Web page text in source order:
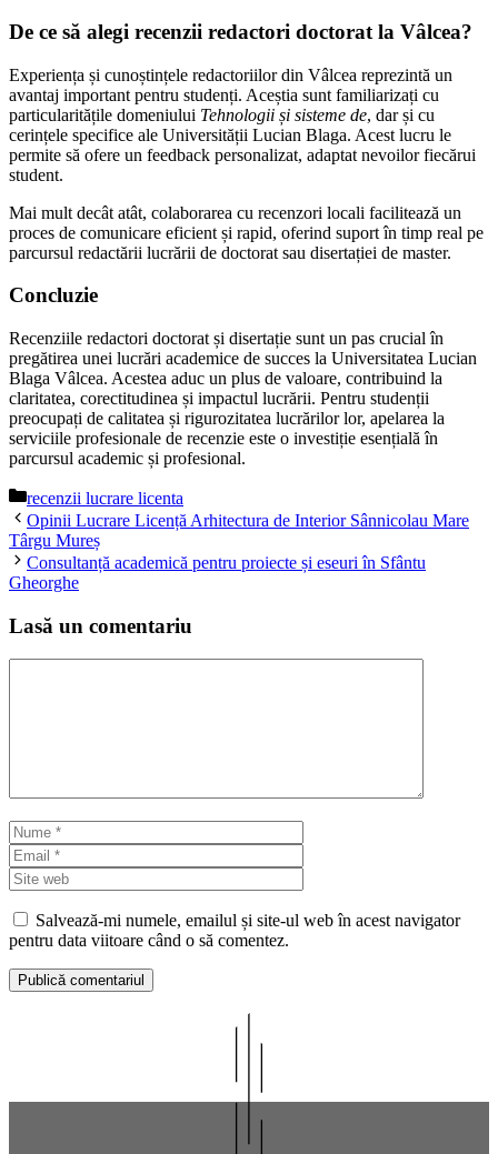
De ce să alegi recenzii redactori doctorat la Vâlcea?
Experiența și cunoștințele redactoriilor din Vâlcea reprezintă un
avantaj important pentru studenți. Aceștia sunt familiarizați cu
particularitățile domeniului Tehnologii și sisteme de, dar și cu
cerințele specifice ale Universității Lucian Blaga. Acest lucru le
permite să ofere un feedback personalizat, adaptat nevoilor fiecărui
student.
Mai mult decât atât, colaborarea cu recenzori locali facilitează un
proces de comunicare eficient și rapid, oferind suport în timp real pe
parcursul redactării lucrării de doctorat sau disertației de master.
Concluzie
Recenziile redactori doctorat și disertație sunt un pas crucial în
pregătirea unei lucrări academice de succes la Universitatea Lucian
Blaga Vâlcea. Acestea aduc un plus de valoare, contribuind la
claritatea, corectitudinea și impactul lucrării. Pentru studenții
preocupați de calitatea și rigurozitatea lucrărilor lor, apelarea la
serviciile profesionale de recenzie este o investiție esențială în
parcursul academic și profesional.
Categorii
recenzii lucrare licenta
Opinii Lucrare Licență Arhitectura de Interior Sânnicolau Mare
Târgu Mureș
Consultanță academică pentru proiecte și eseuri în Sfântu
Gheorghe
Lasă un comentariu
Nume
web
Salvează-mi numele, emailul și site-ul web în acest navigator
pentru data viitoare când o să comentez.